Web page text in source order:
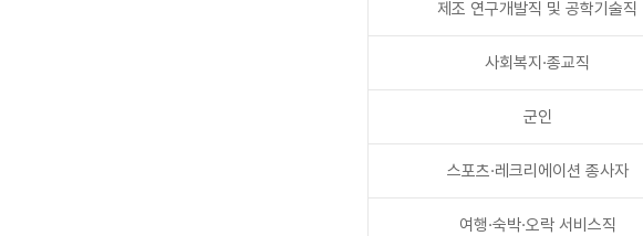
제조 연구개발직 및 공학기술직
사회복지·종교직
군인
스포츠·레크리에이션 종사자
여행·숙박·오락 서비스직